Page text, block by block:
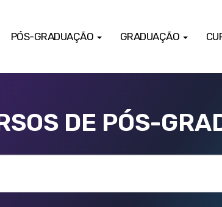
PÓS-GRADUAÇÃO GRADUAÇÃO
DE PÓS-